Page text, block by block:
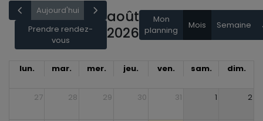
Aujourd'hui
Prendre rendez-
vous
août
2026
Mon
planning
Mois Semaine
lun. mar. mer. jeu. ven. sam. dim.
27 28 29 30 31 1 2